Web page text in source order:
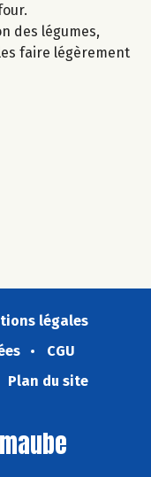
des légumes,
faire légèrement
légales
CGU
Plan du site